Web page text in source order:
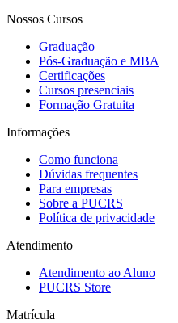
Nossos Cursos
Graduação
Pós-Graduação e MBA
Certificações
Cursos presenciais
Formação Gratuita
Informações
Como funciona
Dúvidas frequentes
Para empresas
Sobre a PUCRS
Política de privacidade
Atendimento
Atendimento ao Aluno
PUCRS Store
Matrícula